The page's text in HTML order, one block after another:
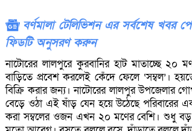
বর্ণমালা টেলিভিশন এর সর্বশেষ
ফিডটি অনুসরণ করুন
নাটোরের লালপুরে কুরবানির হাট মাতাচ্ছে
বাড়িতে প্রবেশ করলেই কেঁদে ফেলে ‘সম্বল’।
বিক্রি করার জন্য। নাটোরের লালপুর উপজেলার
বেড়ে ওঠা এই ষাঁড় যেন হয়ে উঠেছে পরিবারের
করা সম্বলের ওজন এখন ২০ মণের বেশি। শুধু